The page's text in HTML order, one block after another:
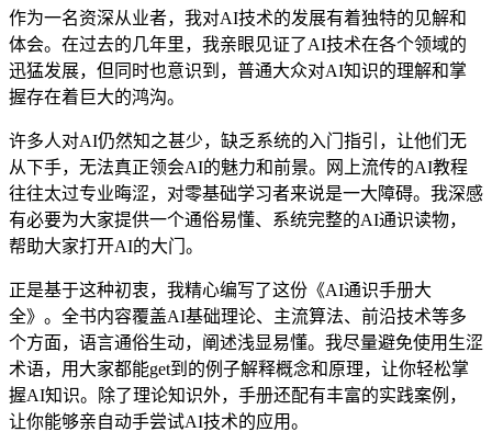
作为一名资深从业者，我对AI技术的发展有着独特的见解和
体会。在过去的几年里，我亲眼见证了AI技术在各个领域的
迅猛发展，但同时也意识到，普通大众对AI知识的理解和掌
握存在着巨大的鸿沟。
许多人对AI仍然知之甚少，缺乏系统的入门指引，让他们无
从下手，无法真正领会AI的魅力和前景。网上流传的AI教程
往往太过专业晦涩，对零基础学习者来说是一大障碍。我深感
有必要为大家提供一个通俗易懂、系统完整的AI通识读物，
帮助大家打开AI的大门。
正是基于这种初衷，我精心编写了这份《AI通识手册大
全》。全书内容覆盖AI基础理论、主流算法、前沿技术等多
个方面，语言通俗生动，阐述浅显易懂。我尽量避免使用生涩
术语，用大家都能get到的例子解释概念和原理，让你轻松掌
握AI知识。除了理论知识外，手册还配有丰富的实践案例，
让你能够亲自动手尝试AI技术的应用。